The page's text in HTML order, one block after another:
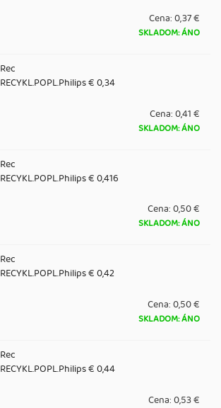
Cena:0,37 €
SKLADOM: ÁNO
Rec
RECYKL.POPL.Philips € 0,34
Cena:0,41 €
SKLADOM: ÁNO
Rec
RECYKL.POPL.Philips € 0,416
Cena:0,50 €
SKLADOM: ÁNO
Rec
RECYKL.POPL.Philips € 0,42
Cena:0,50 €
SKLADOM: ÁNO
Rec
RECYKL.POPL.Philips € 0,44
Cena:0,53 €